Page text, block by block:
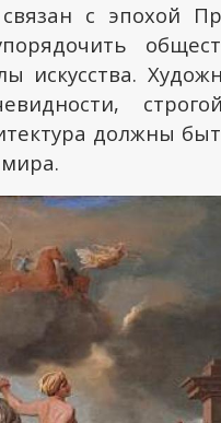
с эпохой
должны